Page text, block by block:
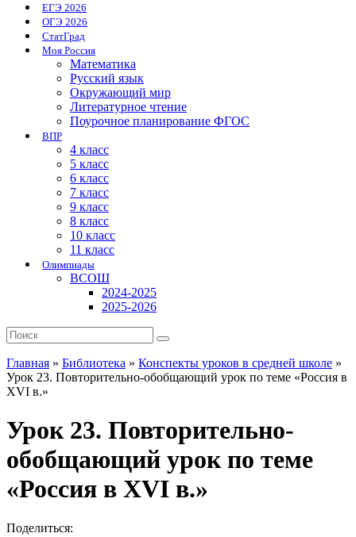
ЕГЭ 2026
ОГЭ 2026
СтатГрад
Моя Россия
Математика
Русский язык
Окружающий мир
Литературное чтение
Поурочное планирование ФГОС
ВПР
4 класс
5 класс
6 класс
7 класс
9 класс
8 класс
10 класс
11 класс
Олимпиады
ВСОШ
2024-2025
2025-2026
Главная » Библиотека » Конспекты уроков в средней школе »
Урок 23. Повторительно-обобщающий урок по теме «Россия в
XVI в.»
Урок 23. Повторительно-
обобщающий урок по теме
«Россия в XVI в.»
Поделиться: